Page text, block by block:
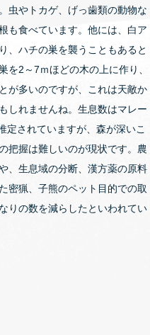
虫やトカゲ、げっ歯類の動物な
も食べています。他には、白ア
、ハチの巣を襲うこともあると
を2～7ｍほどの木の上に作り、
が多いのですが、これは天敵か
しれませんね。生息数はマレー
定されていますが、森が深いこ
把握は難しいのが現状です。農
、生息域の分断、漢方薬の原料
密猟、子熊のペット目的での取
りの数を減らしたといわれてい